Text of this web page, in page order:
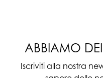
ABBIAMO DEI
Iscriviti alla nostra